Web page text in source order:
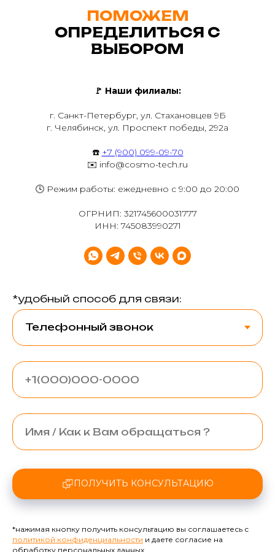
ПОМОЖЕМ
ОПРЕДЕЛИТЬСЯ С
ВЫБОРОМ
🚩 Наши филиалы:
г. Санкт-Петербург, ул. Стахановцев 9Б
г. Челябинск, ул. Проспект победы, 292а
☎️ +7 (900) 099-09-70
✉️ info@cosmo-tech.ru
🕓 Режим работы: ежедневно с 9:00 до 20:00
ОГРНИП: 321745600031777
ИНН: 745083990271
*удобный способ для связи:
ПОЛУЧИТЬ КОНСУЛЬТАЦИЮ
*нажимая кнопку получить консультацию вы соглашаетесь с
политикой конфиденциальности и даете согласие на
обработку персональных данных.